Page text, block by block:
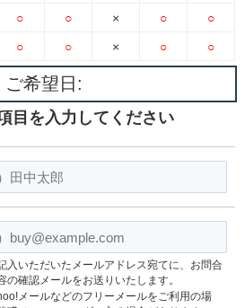
○
○
○
○
×
×
○
○
○
○
ご希望日:
目を入力してください
入いただいたメールアドレス宛てに、お問合
の確認メールをお送りいたします。
メールなどのフリーメールをご利用の場